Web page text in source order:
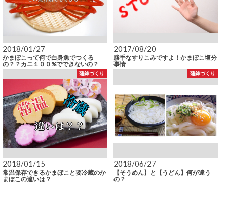
2018/01/27
かまぼこって何で白身魚でつくる
の？？カニ１００%でできないの？
2017/08/20
勝手なすりこみですよ！かまぼこ塩分
事情
蒲鉾づくり
2018/01/15
常温保存できるかまぼこと要冷蔵のか
まぼこの違いは？
蒲鉾づくり
2018/06/27
【そうめん】と【うどん】何が違う
の？